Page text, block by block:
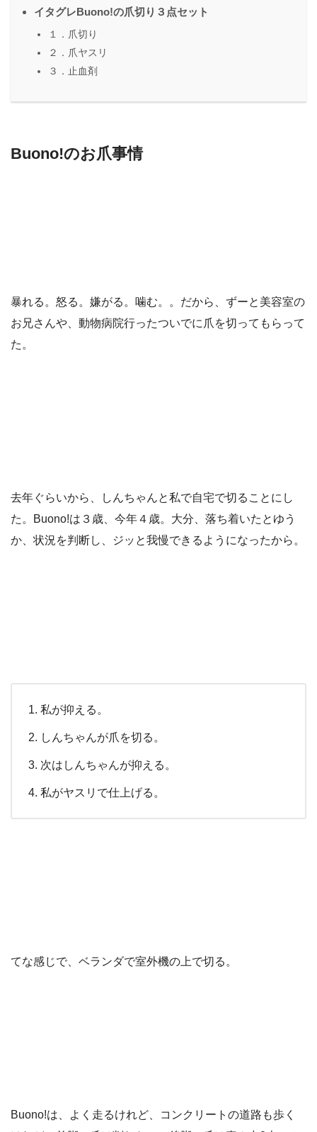
イタグレBuono!の爪切り３点セット
１．爪切り
２．爪ヤスリ
３．止血剤
Buono!のお爪事情
暴れる。怒る。嫌がる。噛む。。だから、ずーと美容室の
お兄さんや、動物病院行ったついでに爪を切ってもらって
た。
去年ぐらいから、しんちゃんと私で自宅で切ることにし
た。Buono!は３歳、今年４歳。大分、落ち着いたとゆう
か、状況を判断し、ジッと我慢できるようになったから。
私が抑える。
しんちゃんが爪を切る。
次はしんちゃんが抑える。
私がヤスリで仕上げる。
てな感じで、ベランダで室外機の上で切る。
Buono!は、よく走るけれど、コンクリートの道路も歩く